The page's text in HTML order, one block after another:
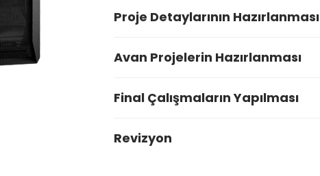
Proje Detaylarının Hazırlanması
Avan Projelerin Hazırlanması
Final Çalışmaların Yapılması
Revizyon